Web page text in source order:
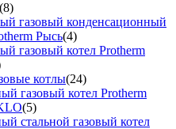
(8)
газовый конденсационный
Рысь(4)
газовый котел Protherm
котлы(24)
газовый котел Protherm
(5)
стальной газовый котел